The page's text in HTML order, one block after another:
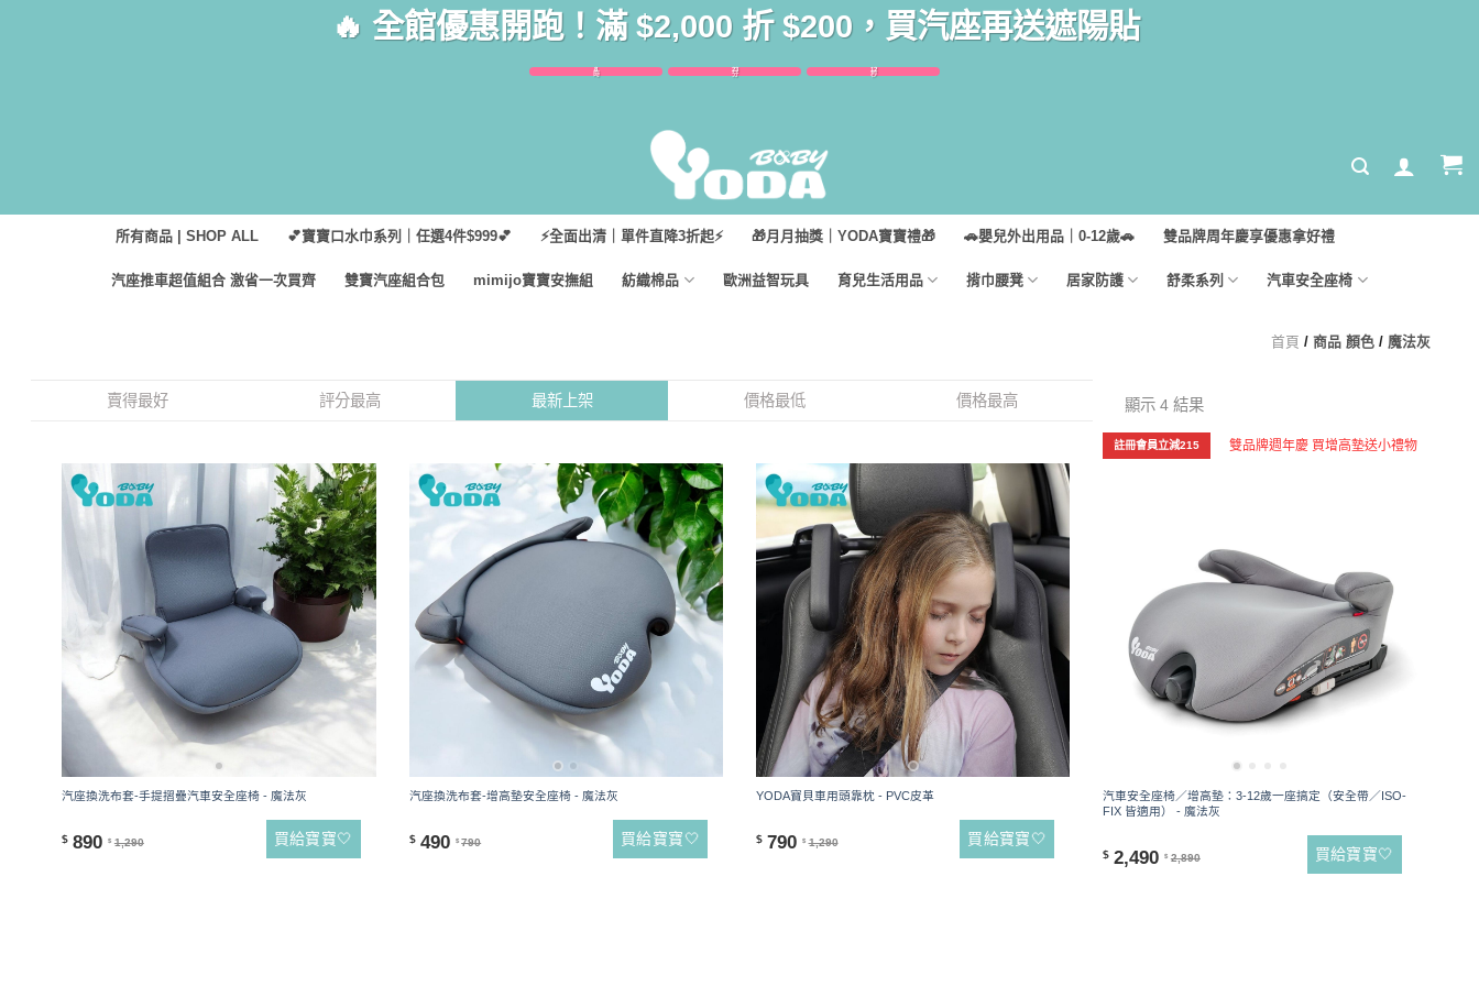
🔥 全館優惠開跑！滿 $2,000 折 $200，買汽座再送遮陽貼
8
時
23
分
12
秒
所有商品 | SHOP ALL 💕寶寶口水巾系列｜任選4件$999💕 ⚡全面出清｜單件直降3折起⚡ 🎁月月抽獎｜YODA寶寶禮🎁 🚗嬰兒外出用品｜0-12歲🚗 雙品牌周年慶享優惠拿好禮
汽座推車超值組合 激省一次買齊 雙寶汽座組合包 mimijo寶寶安撫組 紡織棉品 歐洲益智玩具 育兒生活用品 揹巾腰凳 居家防護 舒柔系列 汽車安全座椅
首頁 / 商品 顏色/ 魔法灰
賣得最好 評分最高 最新上架 價格最低 價格最高 顯示 4 結果
汽座換洗布套-手提摺疊汽車安全座椅 - 魔法灰
$ 890 $ 1,290 買給寶寶🤍
汽座換洗布套-增高墊安全座椅 - 魔法灰
$ 490 $ 790 買給寶寶🤍
YODA寶貝車用頭靠枕 - PVC皮革
$ 790 $ 1,290 買給寶寶🤍
註冊會員立減215 雙品牌週年慶 買增高墊送小禮物
汽車安全座椅／增高墊：3-12歲一座搞定（安全帶／ISO-
FIX 皆適用） - 魔法灰
$ 2,490 $ 2,890 買給寶寶🤍